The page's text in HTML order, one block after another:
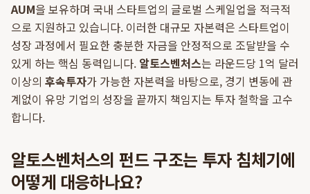
AUM을 보유하며 국내 스타트업의 글로벌 스케일업을 적극적
으로 지원하고 있습니다. 이러한 대규모 자본력은 스타트업이
성장 과정에서 필요한 충분한 자금을 안정적으로 조달받을 수
있게 하는 핵심 동력입니다. 알토스벤처스는 라운드당 1억 달러
이상의 후속투자가 가능한 자본력을 바탕으로, 경기 변동에 관
계없이 유망 기업의 성장을 끝까지 책임지는 투자 철학을 고수
합니다.
알토스벤처스의 펀드 구조는 투자 침체기에
어떻게 대응하나요?